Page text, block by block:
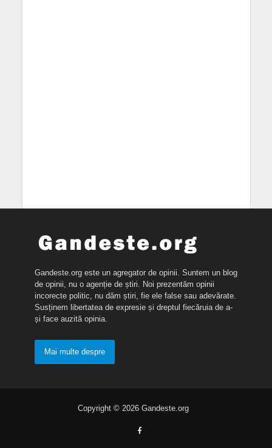
Gandeste.org este un agregator de opinii. Suntem un blog
de opinii, nu o agenție de știri. Noi prezentăm opinii
incorecte politic, nu dăm știri, fie ele false sau adevărate.
Susținem libertatea de expresie și dreptul fiecăruia de a-
și face auzită opinia.
Mai multe despre
Copyright © 2026 Gandeste.org